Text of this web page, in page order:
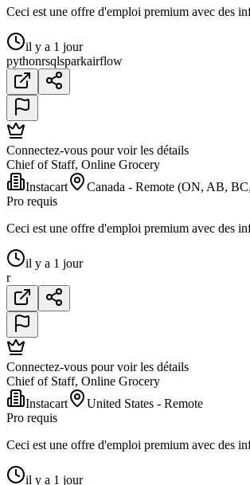
Ceci est une offre d'emploi premium avec des
il y a 1 jour
pythonrsqlsparkairflow
Connectez-vous pour voir les détails
Chief of Staff, Online Grocery
Instacart
Canada - Remote (ON, AB,
Pro requis
Ceci est une offre d'emploi premium avec des
il y a 1 jour
r
Connectez-vous pour voir les détails
Chief of Staff, Online Grocery
Instacart
United States - Remote
Pro requis
Ceci est une offre d'emploi premium avec des
il y a 1 jour